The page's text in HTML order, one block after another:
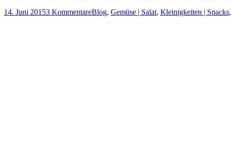
14. Juni 20153 KommentareBlog, Gemüse | Salat, Kleinigkeiten | Snacks,